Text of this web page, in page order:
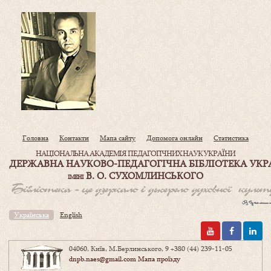
Головна Контакти Мапа сайту Допомога онлайн Статистика
НАЦІОНАЛЬНА АКАДЕМІЯ ПЕДАГОГІЧНИХ НАУК УКРАЇНИ
ДЕРЖАВНА НАУКОВО-ПЕДАГОГІЧНА БІБЛІОТЕКА
ІМЕНІВ. О. СУХОМЛИНСЬКОГО
Українська English
04060, Київ, М.Берлинського, 9+380 (44) 239-11-05
dnpb.naes@gmail.comМапа проїзду